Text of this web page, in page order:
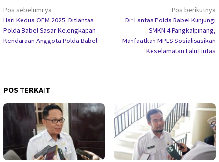
Navigasi
pos
Pos sebelumnya
Hari Kedua OPM 2025, Ditlantas
Polda Babel Sasar Kelengkapan
Kendaraan Anggota Polda Babel
Pos berikutnya
Dir Lantas Polda Babel Kunjungi
SMKN 4 Pangkalpinang,
Manfaatkan MPLS Sosialisasikan
Keselamatan Lalu Lintas
POS TERKAIT